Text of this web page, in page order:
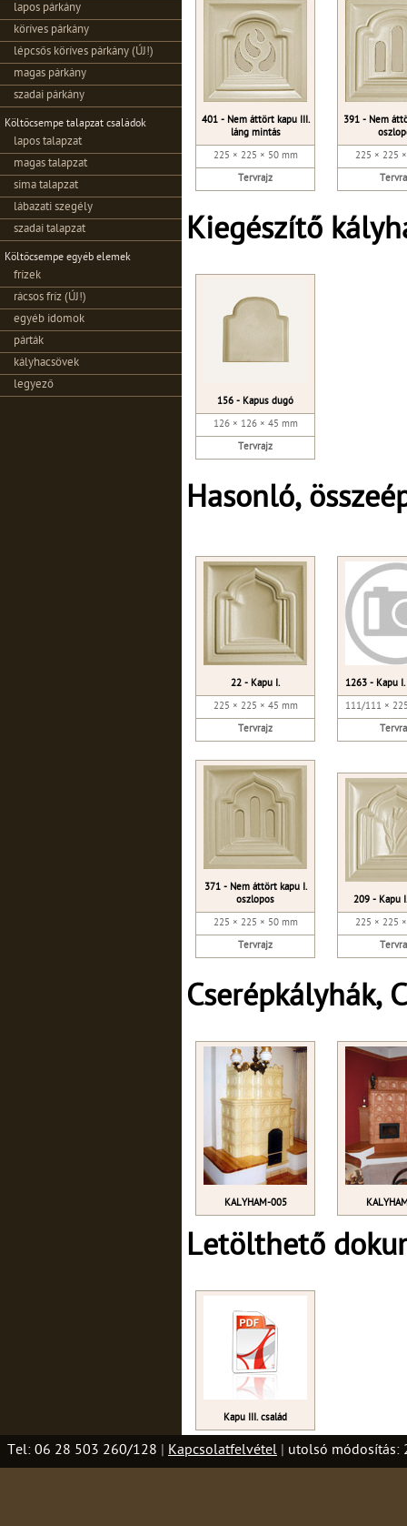
lapos párkány
köríves párkány
lépcsős köríves párkány (ÚJ!)
magas párkány
szadai párkány
Költőcsempe talapzat családok
lapos talapzat
magas talapzat
sima talapzat
lábazati szegély
szadai talapzat
Költőcsempe egyéb elemek
frízek
rácsos fríz (ÚJ!)
egyéb idomok
párták
kályhacsövek
legyező
401 - Nem áttört kapu III.
láng mintás
225 × 225 × 50 mm
Tervrajz
391 - Nem
225 × 225
Kiegészítő
156 - Kapus dugó
126 × 126 × 45 mm
Tervrajz
Hasonló,
22 - Kapu I.
225 × 225 × 45 mm
Tervrajz
1263 - Kapu
111/111 ×
371 - Nem áttört kapu I.
oszlopos
225 × 225 × 50 mm
Tervrajz
209 - Kapu
225 × 225
Cserépkályhák,
KALYHAM-005
Letölthető
Kapu III. család
Tel: 06 28 503 260/128 Kapcsolatfelvétel utolsó módosítás: